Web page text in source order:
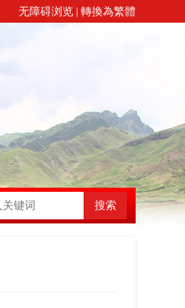
无障碍浏览 | 轉換為繁體
搜索